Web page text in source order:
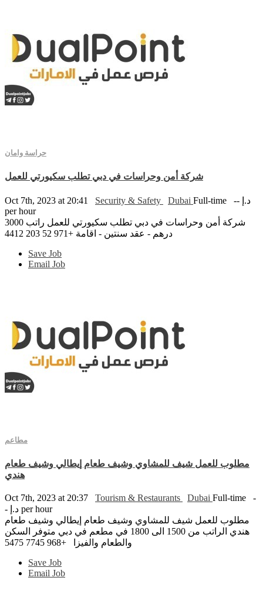
حراسة وامان
شركة أمن وحراسات في دبي تطلب سكيورتي للعمل
Oct 7th, 2023 at 20:41 Security & Safety Dubai Full-time
-- د.إ
per hour
شركة أمن وحراسات في دبي تطلب سكيورتي للعمل راتب 3000
درهم - عقد سنتين - اقامة +971 52 203 4412
Save Job
Email Job
مطاعم
مطلوب للعمل شيف للمشاوي وشيف طعام إيطالي وشيف طعام
هندي
Oct 7th, 2023 at 20:37 Tourism & Restaurants Dubai Full-time
-
- د.إ per hour
مطلوب للعمل شيف للمشاوي وشيف طعام إيطالي وشيف طعام
هندي الراتب من 1500 الى 1800 في مطعم في دبي متوفر السكن
والطعام والفيزا +968 7745 5475
Save Job
Email Job